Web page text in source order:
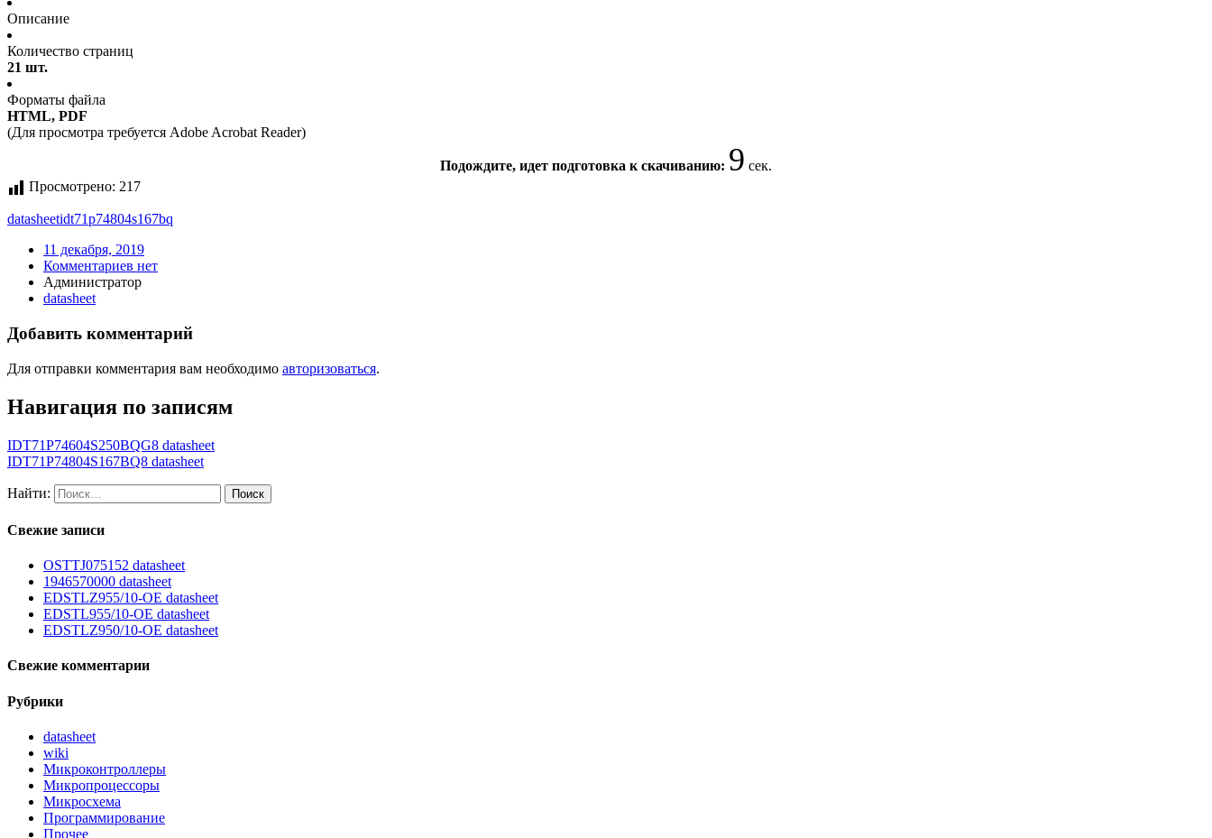
Описание
Количество страниц
21 шт.
Форматы файла
HTML, PDF
(Для просмотра требуется Adobe Acrobat Reader)
Подождите, идет подготовка к скачиванию: 8 сек.
Просмотрено: 217
datasheetidt71p74804s167bq
11 декабря, 2019
Комментариев нет
Администратор
datasheet
Добавить комментарий
Для отправки комментария вам необходимо авторизоваться.
Навигация по записям
IDT71P74604S250BQG8 datasheet
IDT71P74804S167BQ8 datasheet
Найти:
Свежие записи
OSTTJ075152 datasheet
1946570000 datasheet
EDSTLZ955/10-OE datasheet
EDSTL955/10-OE datasheet
EDSTLZ950/10-OE datasheet
Свежие комментарии
Рубрики
datasheet
wiki
Микроконтроллеры
Микропроцессоры
Микросхема
Программирование
Прочее